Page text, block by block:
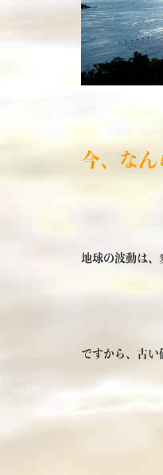
今、なん
地球の波動は、
ですから、古い